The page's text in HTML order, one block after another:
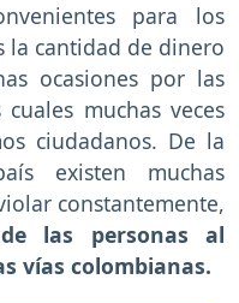
para los
la cantidad de dinero
ocasiones por las
muchas veces
ciudadanos. De la
existen muchas
constantemente,
las personas al
vías colombianas.